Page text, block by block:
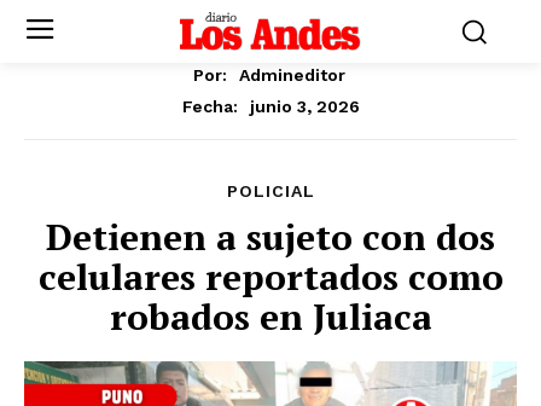
Por:
Admineditor
Fecha:
junio 3, 2026
POLICIAL
Detienen a sujeto con dos
celulares reportados como
robados en Juliaca